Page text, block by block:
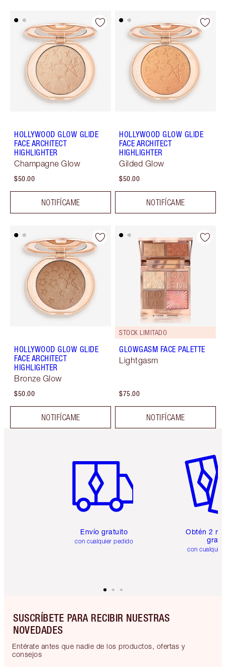
HOLLYWOOD GLOW GLIDE
FACE ARCHITECT
HIGHLIGHTER
Champagne Glow
$50.00
NOTIFÍCAME
HOLLYWOOD GLOW GLIDE
FACE ARCHITECT
HIGHLIGHTER
Gilded Glow
$50.00
NOTIFÍCAME
HOLLYWOOD GLOW GLIDE
FACE ARCHITECT
HIGHLIGHTER
Bronze Glow
$50.00
NOTIFÍCAME
STOCK LIMITADO
GLOWGASM FACE PALETTE
Lightgasm
$75.00
NOTIFÍCAME
Envío gratuito
con cualquier pedido
Obtén 2
gratis
con
SUSCRÍBETE PARA RECIBIR NUESTRAS
NOVEDADES
Entérate antes que nadie de los productos, ofertas y
consejos